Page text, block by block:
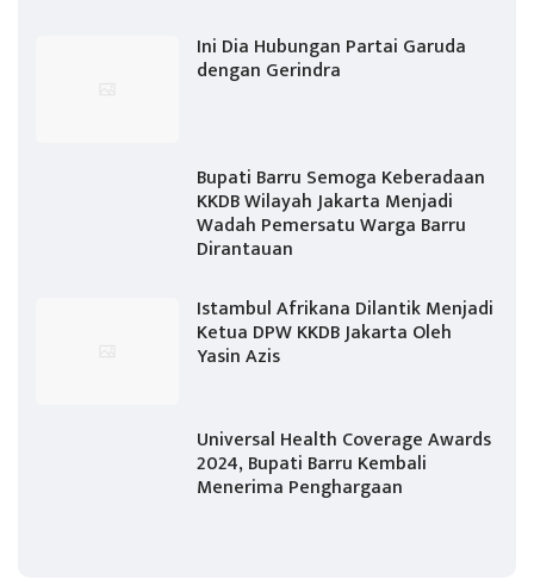
Ini Dia Hubungan Partai Garuda
dengan Gerindra
Bupati Barru Semoga Keberadaan
KKDB Wilayah Jakarta Menjadi
Wadah Pemersatu Warga Barru
Dirantauan
Istambul Afrikana Dilantik Menjadi
Ketua DPW KKDB Jakarta Oleh
Yasin Azis
Universal Health Coverage Awards
2024, Bupati Barru Kembali
Menerima Penghargaan